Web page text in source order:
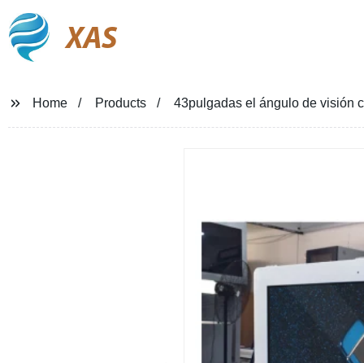
XAS
Home Products 43pulgadas el ángulo de visión